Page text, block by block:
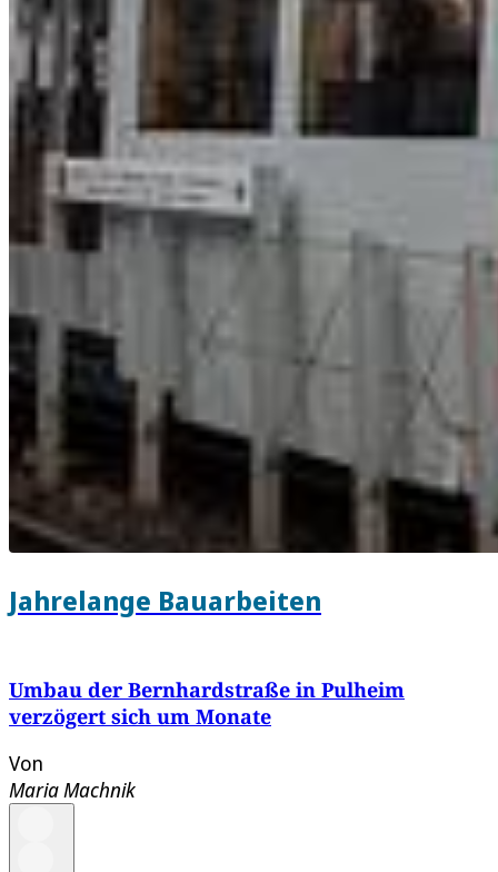
Jahrelange Bauarbeiten
Umbau der Bernhardstraße in Pulheim
verzögert sich um Monate
Von
Maria Machnik